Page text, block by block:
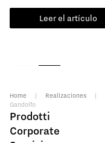
Leer el artículo
Home | Realizaciones |
Gandolfo
Prodotti
Corporate